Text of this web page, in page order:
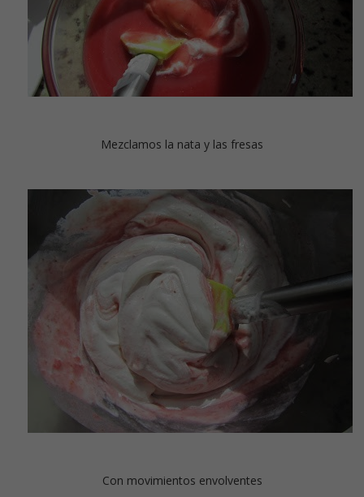
Mezclamos la nata y las fresas
Con movimientos envolventes